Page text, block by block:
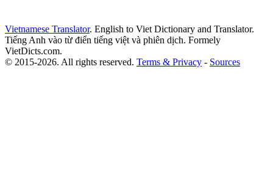
Vietnamese Translator. English to Viet Dictionary and Translator.
Tiếng Anh vào từ điển tiếng việt và phiên dịch. Formely
VietDicts.com.
© 2015-2026. All rights reserved. Terms & Privacy - Sources